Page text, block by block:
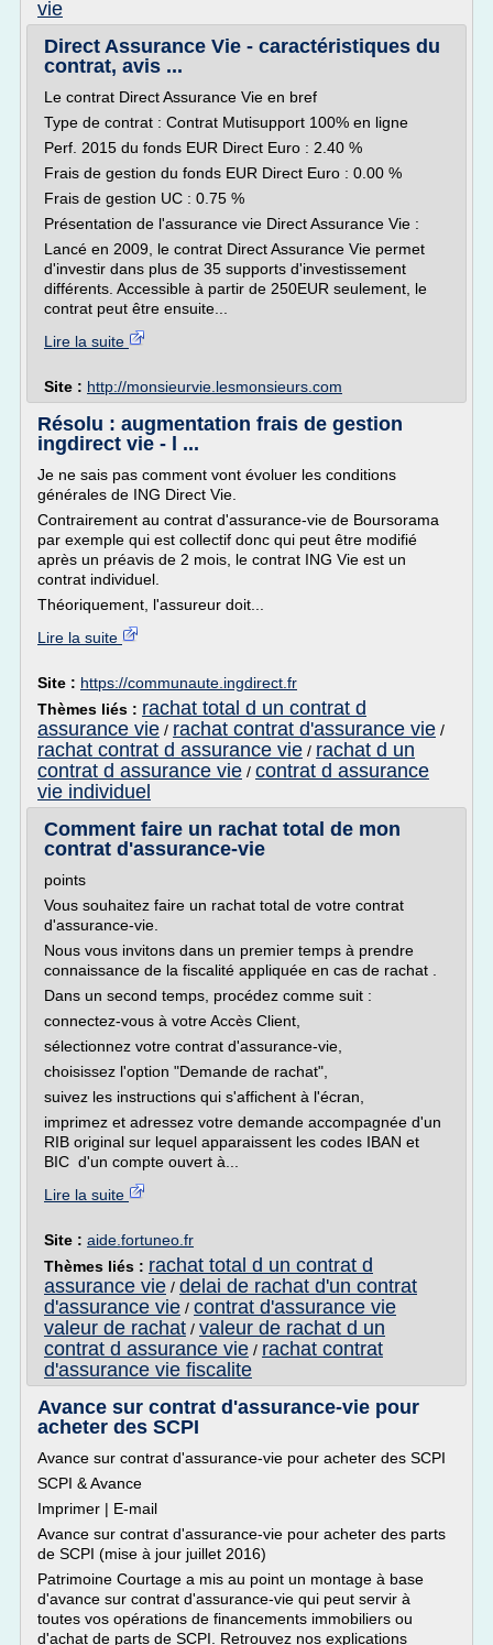
vie
Direct Assurance Vie - caractéristiques du
contrat, avis ...
Le contrat Direct Assurance Vie en bref
Type de contrat : Contrat Mutisupport 100% en ligne
Perf. 2015 du fonds EUR Direct Euro : 2.40 %
Frais de gestion du fonds EUR Direct Euro : 0.00 %
Frais de gestion UC : 0.75 %
Présentation de l'assurance vie Direct Assurance Vie :
Lancé en 2009, le contrat Direct Assurance Vie permet
d'investir dans plus de 35 supports d'investissement
différents. Accessible à partir de 250EUR seulement, le
contrat peut être ensuite...
Lire la suite
Site : http://monsieurvie.lesmonsieurs.com
Résolu : augmentation frais de gestion
ingdirect vie - l ...
Je ne sais pas comment vont évoluer les conditions
générales de ING Direct Vie.
Contrairement au contrat d'assurance-vie de Boursorama
par exemple qui est collectif donc qui peut être modifié
après un préavis de 2 mois, le contrat ING Vie est un
contrat individuel.
Théoriquement, l'assureur doit...
Lire la suite
Site : https://communaute.ingdirect.fr
Thèmes liés : rachat total d un contrat d
assurance vie / rachat contrat d'assurance vie /
rachat contrat d assurance vie / rachat d un
contrat d assurance vie / contrat d assurance
vie individuel
Comment faire un rachat total de mon
contrat d'assurance-vie
points
Vous souhaitez faire un rachat total de votre contrat
d'assurance-vie.
Nous vous invitons dans un premier temps à prendre
connaissance de la fiscalité appliquée en cas de rachat .
Dans un second temps, procédez comme suit :
connectez-vous à votre Accès Client,
sélectionnez votre contrat d'assurance-vie,
choisissez l'option "Demande de rachat",
suivez les instructions qui s'affichent à l'écran,
imprimez et adressez votre demande accompagnée d'un
RIB original sur lequel apparaissent les codes IBAN et
BIC d'un compte ouvert à...
Lire la suite
Site : aide.fortuneo.fr
Thèmes liés : rachat total d un contrat d
assurance vie / delai de rachat d'un contrat
d'assurance vie / contrat d'assurance vie
valeur de rachat / valeur de rachat d un
contrat d assurance vie / rachat contrat
d'assurance vie fiscalite
Avance sur contrat d'assurance-vie pour
acheter des SCPI
Avance sur contrat d'assurance-vie pour acheter des SCPI
SCPI & Avance
Imprimer | E-mail
Avance sur contrat d'assurance-vie pour acheter des parts
de SCPI (mise à jour juillet 2016)
Patrimoine Courtage a mis au point un montage à base
d'avance sur contrat d'assurance-vie qui peut servir à
toutes vos opérations de financements immobiliers ou
d'achat de parts de SCPI. Retrouvez nos explications